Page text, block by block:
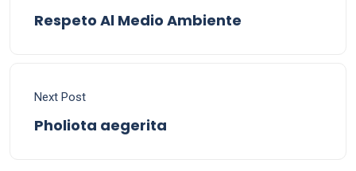
Respeto Al Medio Ambiente
Next Post
Pholiota aegerita